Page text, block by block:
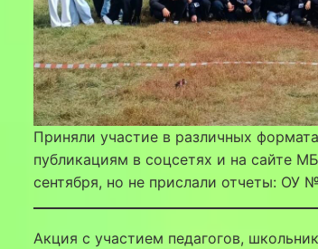
Приняли участие в различных
публикациям в соцсетях и на сайте
сентября, но не прислали отчеты: ОУ
Акция с участием педагогов,